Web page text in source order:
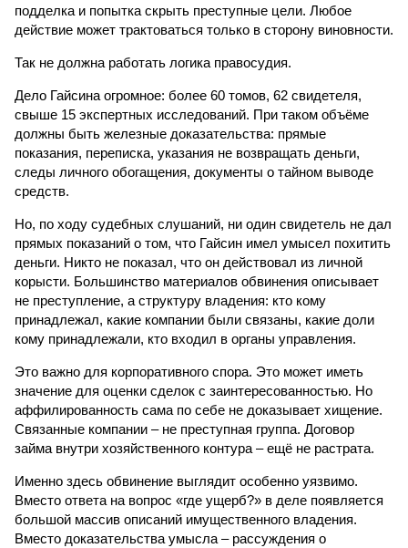
подделка и попытка скрыть преступные цели. Любое
действие может трактоваться только в сторону виновности.
Так не должна работать логика правосудия.
Дело Гайсина огромное: более 60 томов, 62 свидетеля,
свыше 15 экспертных исследований. При таком объёме
должны быть железные доказательства: прямые
показания, переписка, указания не возвращать деньги,
следы личного обогащения, документы о тайном выводе
средств.
Но, по ходу судебных слушаний, ни один свидетель не дал
прямых показаний о том, что Гайсин имел умысел похитить
деньги. Никто не показал, что он действовал из личной
корысти. Большинство материалов обвинения описывает
не преступление, а структуру владения: кто кому
принадлежал, какие компании были связаны, какие доли
кому принадлежали, кто входил в органы управления.
Это важно для корпоративного спора. Это может иметь
значение для оценки сделок с заинтересованностью. Но
аффилированность сама по себе не доказывает хищение.
Связанные компании – не преступная группа. Договор
займа внутри хозяйственного контура – ещё не растрата.
Именно здесь обвинение выглядит особенно уязвимо.
Вместо ответа на вопрос «где ущерб?» в деле появляется
большой массив описаний имущественного владения.
Вместо доказательства умысла – рассуждения о